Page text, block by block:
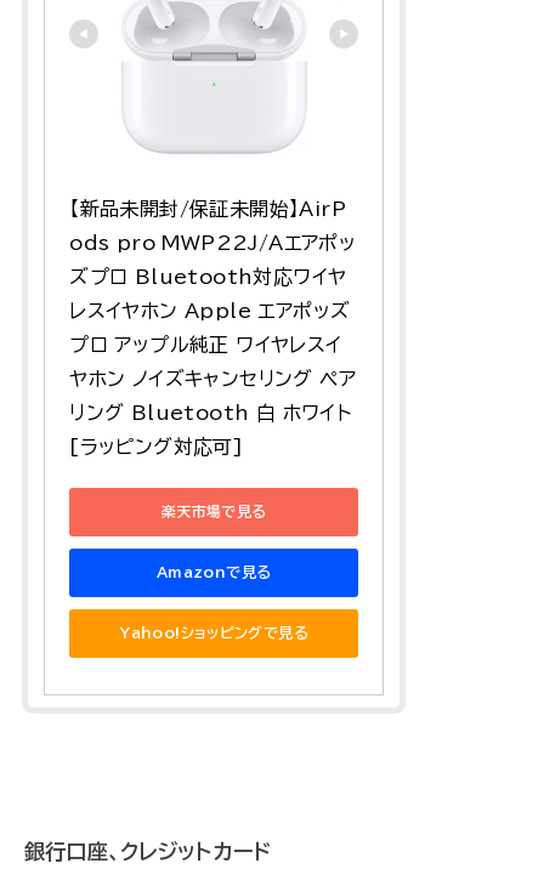
【新品未開封/保証未開始】AirP
ods pro MWP22J/Aエアポッ
ズプロ Bluetooth対応ワイヤ
レスイヤホン Apple エアポッズ
プロ アップル純正 ワイヤレスイ
ヤホン ノイズキャンセリング ペア
リング Bluetooth 白 ホワイト
[ラッピング対応可]
楽天市場で見る
Amazonで見る
Yahoo!ショッピングで見る
銀行口座、クレジットカード